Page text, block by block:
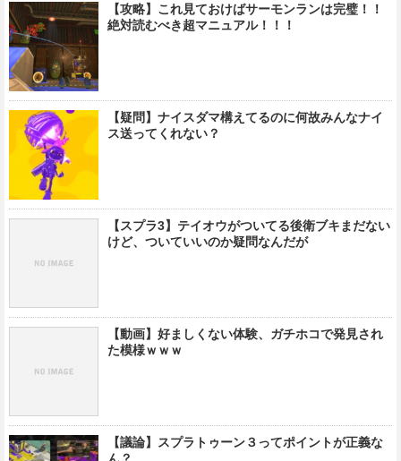
【攻略】これ見ておけばサーモンランは完璧！！
絶対読むべき超マニュアル！！！
【疑問】ナイスダマ構えてるのに何故みんなナイ
ス送ってくれない？
【スプラ3】テイオウがついてる後衛ブキまだない
けど、ついていいのか疑問なんだが
【動画】好ましくない体験、ガチホコで発見され
た模様ｗｗｗ
【議論】スプラトゥーン３ってポイントが正義な
ん？